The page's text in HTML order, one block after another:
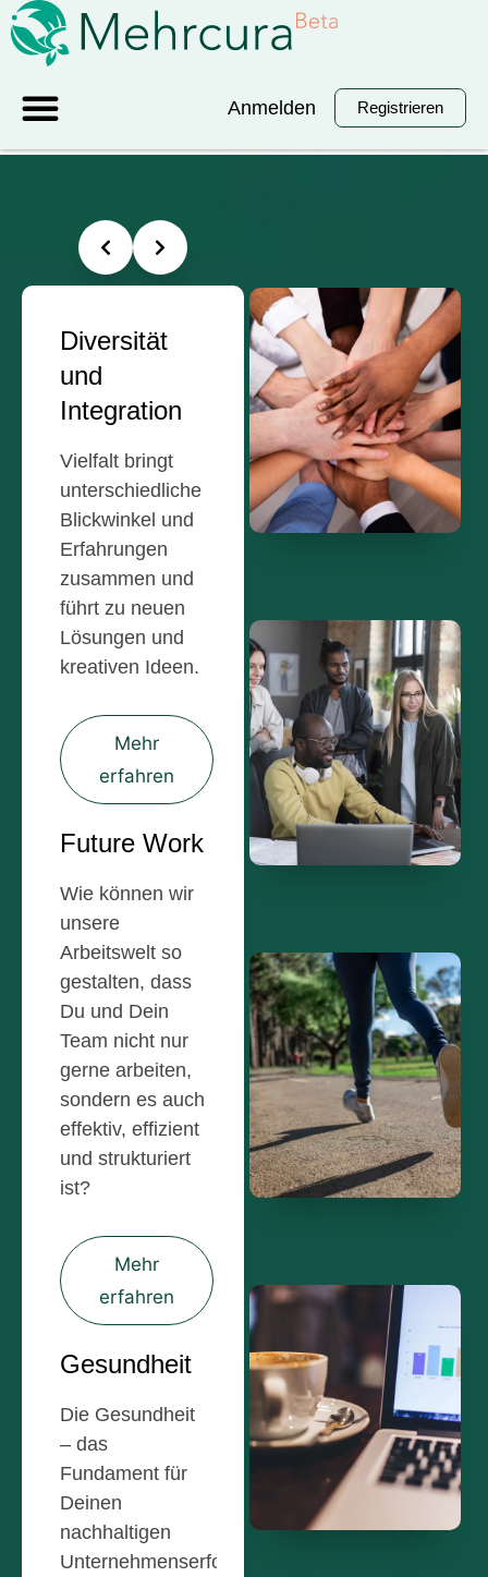
Anmelden Registrieren
Diversität
und
Integration
Vielfalt bringt
unterschiedliche
Blickwinkel und
Erfahrungen
zusammen und
führt zu neuen
Lösungen und
kreativen Ideen.
Mehr
erfahren
Future Work
Wie können wir
unsere
Arbeitswelt so
gestalten, dass
Du und Dein
Team nicht nur
gerne arbeiten,
sondern es auch
effektiv, effizient
und strukturiert
ist?
Mehr
erfahren
Gesundheit
Die Gesundheit
– das
Fundament für
Deinen
nachhaltigen
Unternehmenserfolg.